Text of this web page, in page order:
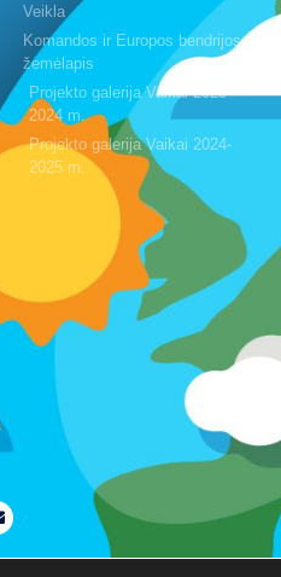
Veikla
Komandos ir Europos bendrijos
žemėlapis
Projekto galerija Vaikai 2023-
2024 m.
Projekto galerija Vaikai 2024-
2025 m.